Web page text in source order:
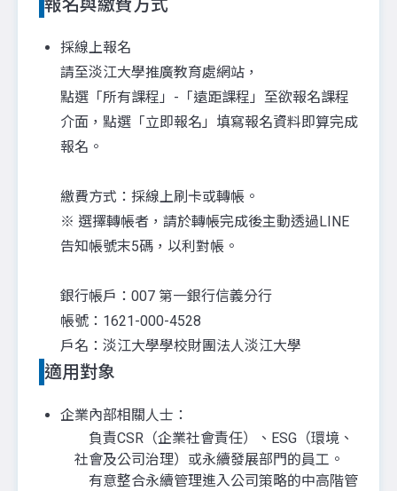
報名與繳費方式
採線上報名
請至淡江大學推廣教育處網站，
點選「所有課程」-「遠距課程」至欲報名課程
介面，點選「立即報名」填寫報名資料即算完成
報名。
繳費方式：採線上刷卡或轉帳。
※ 選擇轉帳者，請於轉帳完成後主動透過LINE
告知帳號末5碼，以利對帳。
銀行帳戶：007 第一銀行信義分行
帳號：1621-000-4528
戶名：淡江大學學校財團法人淡江大學
適用對象
企業內部相關人士：
負責CSR（企業社會責任）、ESG（環境、
社會及公司治理）或永續發展部門的員工。
有意整合永續管理進入公司策略的中高階管